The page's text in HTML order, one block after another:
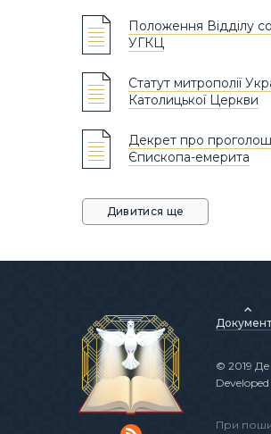
Положення Відділу
УГКЦ
Статут митрополії
Католицької Церкви
Декрет про
Єпископа-емерита
Дивитися ще
© 2019
При